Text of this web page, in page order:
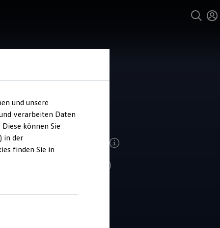
Berning
Service 2026
und unsere
verarbeiten Daten
können Sie
in der
finden Sie in